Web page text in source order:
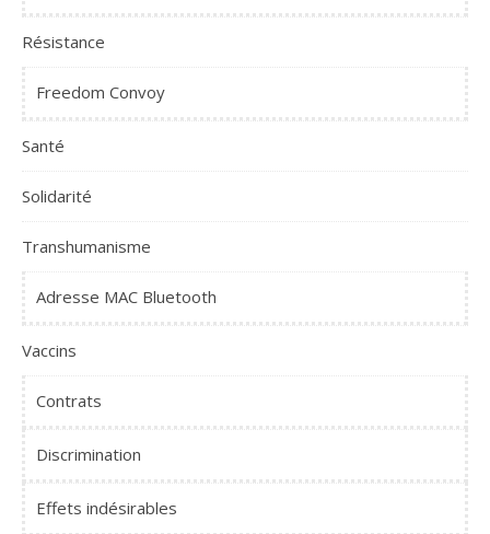
Résistance
Freedom Convoy
Santé
Solidarité
Transhumanisme
Adresse MAC Bluetooth
Vaccins
Contrats
Discrimination
Effets indésirables